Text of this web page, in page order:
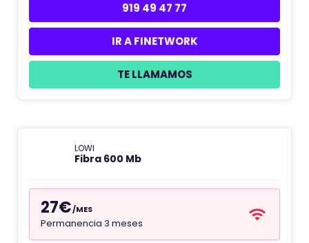
919 49 47 77
IR A FINETWORK
TE LLAMAMOS
LOWI
Fibra 600 Mb
27€/MES
Permanencia 3 meses